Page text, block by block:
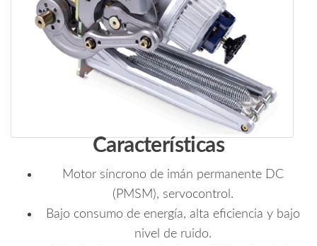
Características
Motor síncrono de imán permanente DC
(PMSM), servocontrol.
Bajo consumo de energía, alta eficiencia y bajo
nivel de ruido.